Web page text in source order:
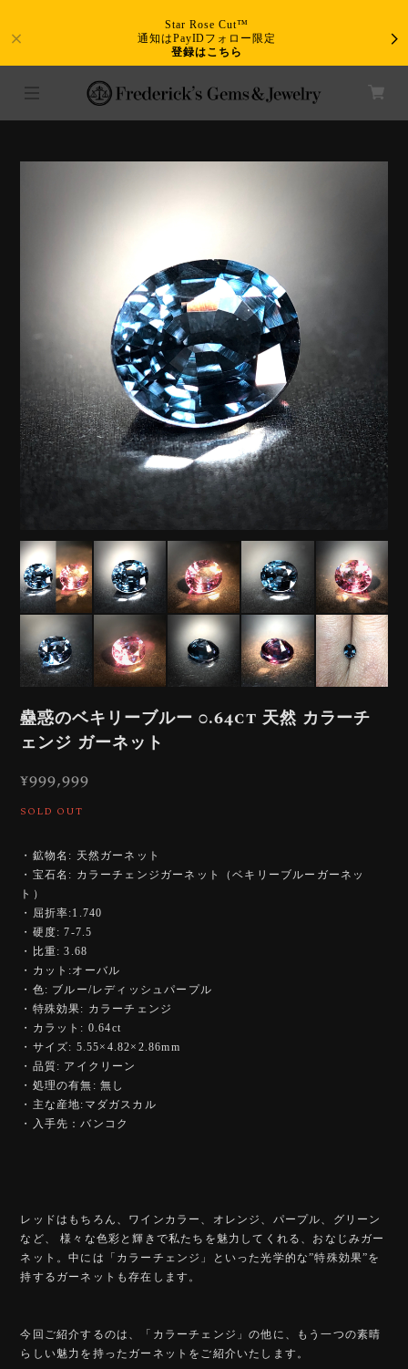
Star Rose Cut™
通知はPayIDフォロー限定
登録はこちら
蠱惑のベキリーブルー 0.64ct 天然 カラーチ
ェンジ ガーネット
¥999,999
SOLD OUT
・鉱物名: 天然ガーネット
・宝石名: カラーチェンジガーネット（ベキリーブルーガーネッ
ト）
・屈折率:1.740
・硬度: 7-7.5
・比重: 3.68
・カット:オーバル
・色: ブルー/レディッシュパープル
・特殊効果: カラーチェンジ
・カラット: 0.64ct
・サイズ: 5.55×4.82×2.86mm
・品質: アイクリーン
・処理の有無: 無し
・主な産地:マダガスカル
・入手先：バンコク
レッドはもちろん、ワインカラー、オレンジ、パープル、グリーン
など、 様々な色彩と輝きで私たちを魅力してくれる、おなじみガー
ネット。中には「カラーチェンジ」といった光学的な”特殊効果”を
持するガーネットも存在します。
今回ご紹介するのは、「カラーチェンジ」の他に、もう一つの素晴
らしい魅力を持ったガーネットをご紹介いたします。